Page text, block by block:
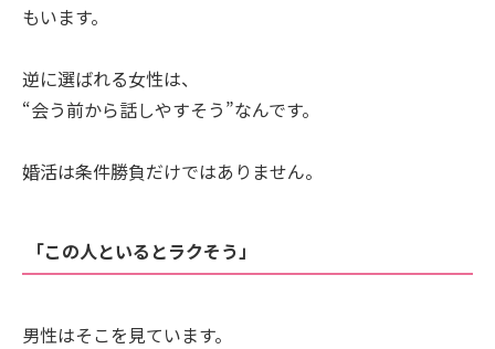
もいます。
逆に選ばれる女性は、
“会う前から話しやすそう”なんです。
婚活は条件勝負だけではありません。
「この人といるとラクそう」
男性はそこを見ています。